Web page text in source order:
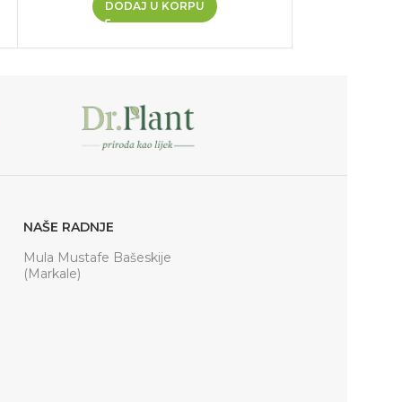
DODAJ U KORPU
NAŠE RADNJE
Mula Mustafe Bašeskije
(Markale)